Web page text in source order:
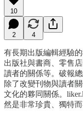
10
2 4
有長期出版編輯經驗
出版社與書商、零售
讀者的關係等。破報
除了改變刊物與讀者
文化的夥同關係。
然是非常珍貴、獨特而